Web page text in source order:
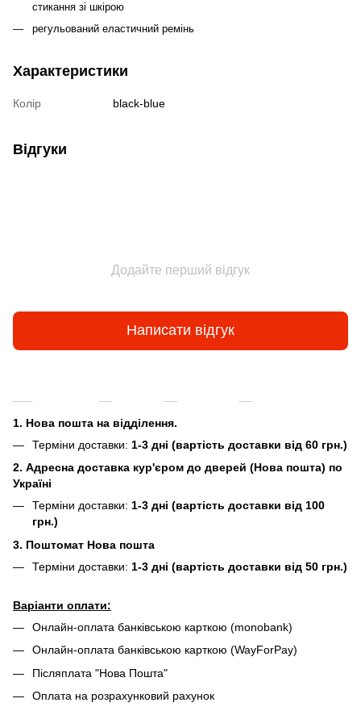
стикання зі шкірою
регульований еластичний ремінь
Характеристики
Колір black-blue
Відгуки
Додайте перший відгук
Написати відгук
1. Нова пошта на відділення.
Терміни доставки: 1-3 дні (вартість доставки від 60 грн.)
2. Адресна доставка кур'єром до дверей (Нова пошта) по
Україні
Терміни доставки: 1-3 дні (вартість доставки від 100
грн.)
3. Поштомат Нова пошта
Терміни доставки: 1-3 дні (вартість доставки від 50 грн.)
Варіанти оплати:
Онлайн-оплата банківською карткою (monobank)
Онлайн-оплата банківською карткою (WayForPay)
Післяплата "Нова Пошта"
Оплата на розрахунковий рахунок